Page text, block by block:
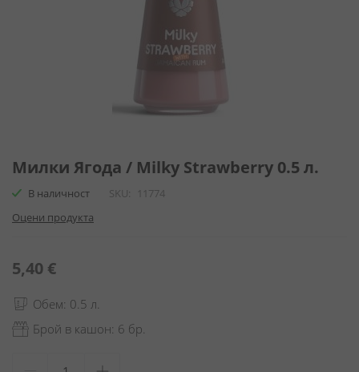
към
на
галерия
със
Милки Ягода / Milky Strawberry 0.5 л.
В наличност SKU
11774
Оцени продукта
5,40 €
Обем: 0.5 л.
Брой в кашон: 6 бр.